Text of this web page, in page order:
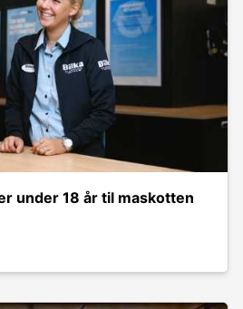
under 18 år til maskotten